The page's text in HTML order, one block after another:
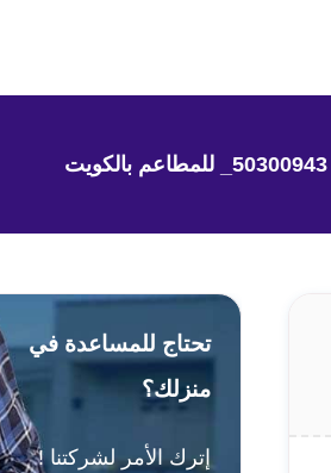
تحتاج للمساعدة في
منزلك؟
إترك الأمر لشركتنا !